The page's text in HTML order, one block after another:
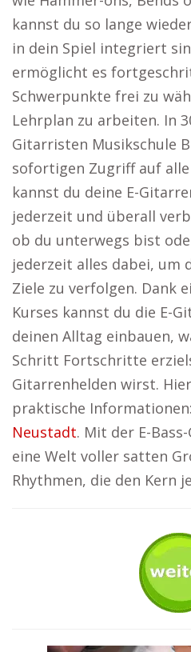
kannst du so lange
in dein Spiel integriert
ermöglicht es
Schwerpunkte frei zu
Lehrplan zu arbeiten. In
Gitarristen Musikschule
sofortigen Zugriff auf
kannst du deine E-
jederzeit und überall
ob du unterwegs bist
jederzeit alles dabei, um
Ziele zu verfolgen. Dank
Kurses kannst du die E-
deinen Alltag einbauen,
Schritt Fortschritte
Gitarrenhelden wirst.
praktische Informationen:
Neustadt. Mit der E-
eine Welt voller satten
Rhythmen, die den Kern